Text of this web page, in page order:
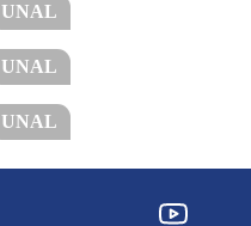
UNAL
UNAL
UNAL